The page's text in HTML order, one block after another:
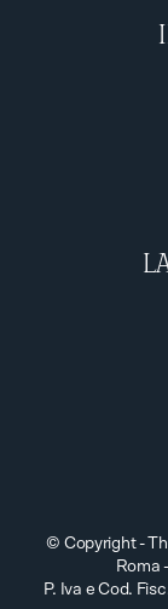
© Copyright -
Roma
P. Iva e Cod.